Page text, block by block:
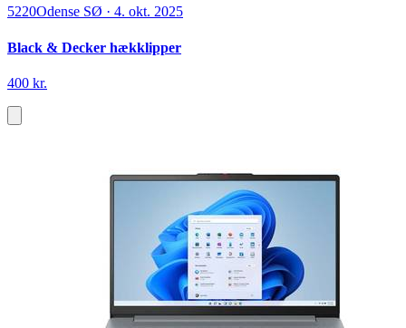
5220Odense SØ · 4. okt. 2025
Black & Decker hækklipper
400 kr.